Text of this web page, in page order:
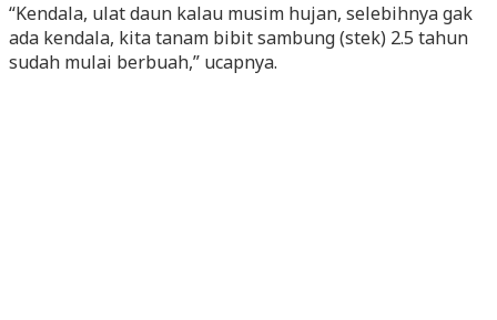
“Kendala, ulat daun kalau musim hujan, selebihnya gak
ada kendala, kita tanam bibit sambung (stek) 2.5 tahun
sudah mulai berbuah,” ucapnya.